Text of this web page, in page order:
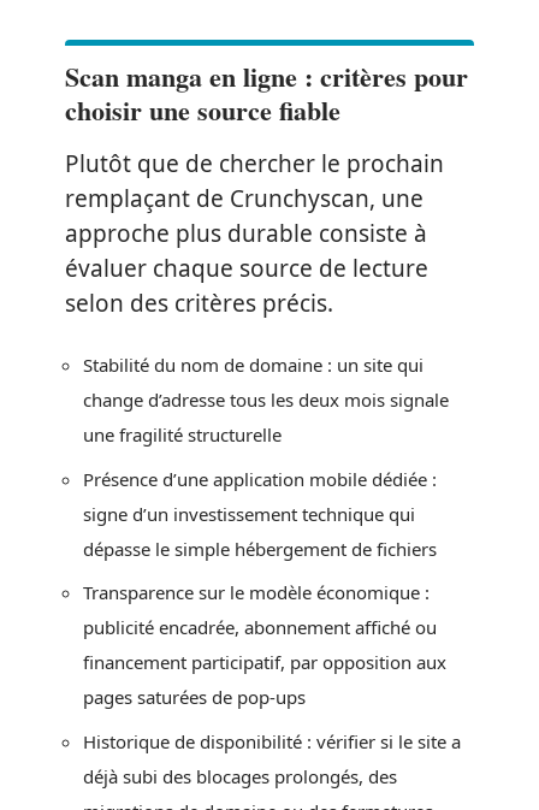
Scan manga en ligne : critères pour
choisir une source fiable
Plutôt que de chercher le prochain
remplaçant de Crunchyscan, une
approche plus durable consiste à
évaluer chaque source de lecture
selon des critères précis.
Stabilité du nom de domaine : un site qui
change d’adresse tous les deux mois signale
une fragilité structurelle
Présence d’une application mobile dédiée :
signe d’un investissement technique qui
dépasse le simple hébergement de fichiers
Transparence sur le modèle économique :
publicité encadrée, abonnement affiché ou
financement participatif, par opposition aux
pages saturées de pop-ups
Historique de disponibilité : vérifier si le site a
déjà subi des blocages prolongés, des